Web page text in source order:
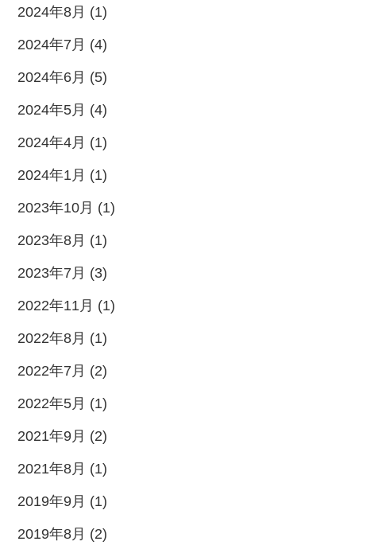
2024年8月 (1)
2024年7月 (4)
2024年6月 (5)
2024年5月 (4)
2024年4月 (1)
2024年1月 (1)
2023年10月 (1)
2023年8月 (1)
2023年7月 (3)
2022年11月 (1)
2022年8月 (1)
2022年7月 (2)
2022年5月 (1)
2021年9月 (2)
2021年8月 (1)
2019年9月 (1)
2019年8月 (2)